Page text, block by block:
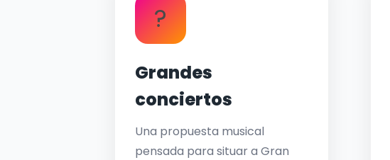
?
Grandes
conciertos
Una propuesta musical
pensada para situar a Gran